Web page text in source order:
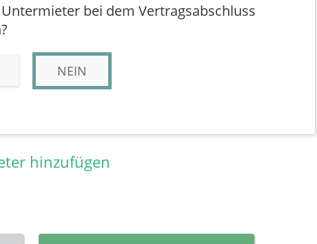
bei dem Vertragsabschluss
NEIN
hinzufügen